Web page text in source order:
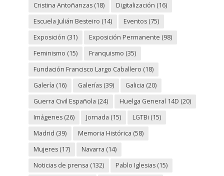
Cristina Antoñanzas(18) Digitalización (16)
Escuela Julián Besteiro (14) Eventos(75)
Exposición (31) Exposición Permanente (98)
Feminismo (15) Franquismo (35)
Fundación Francisco Largo Caballero (18)
Galería (16) Galerías(39) Galicia (20)
Guerra Civil Española (24) Huelga General 14D (20)
Imágenes(26) Jornada (15) LGTBi (15)
Madrid (39) Memoria Histórica (58)
Mujeres(17) Navarra (14)
Noticias de prensa (132) Pablo Iglesias(15)